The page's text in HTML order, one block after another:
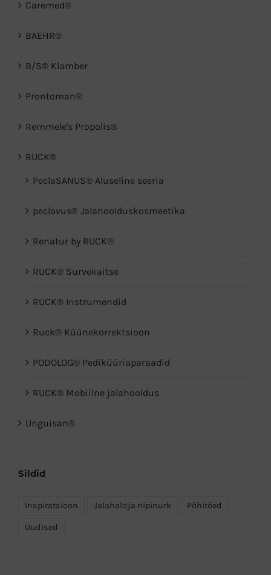
Caremed®
BAEHR®
B/S® Klamber
Prontoman®
Remmele's Propolis®
RUCK®
PeclaSANUS® Aluseline seeria
peclavus® Jalahoolduskosmeetika
Renatur by RUCK®
RUCK® Survekaitse
RUCK® Instrumendid
Ruck® Küünekorrektsioon
PODOLOG® Pediküüri­aparaadid
RUCK® Mobiilne jalahooldus
Unguisan®
Sildid
Inspiratsioon Jalahaldja nipinurk Põhitõed
Uudised